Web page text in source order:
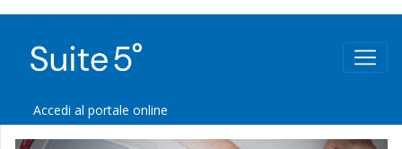
Accedi al portale online